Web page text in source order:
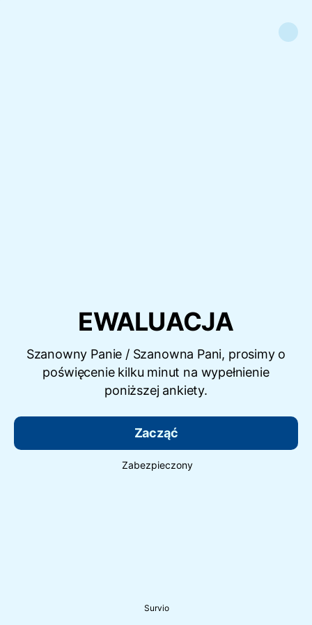
EWALUACJA
Szanowny Panie / Szanowna Pani, prosimy o
poświęcenie kilku minut na wypełnienie
poniższej ankiety.
Zacząć
Zabezpieczony
Survio